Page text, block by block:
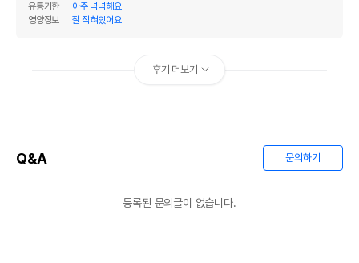
유통기한
아주 넉넉해요
영양정보
잘 적혀있어요
후기 더보기
Q&A 문의하기
등록된 문의글이 없습니다.